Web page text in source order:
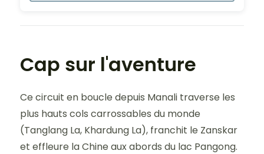
Cap sur l'aventure
Ce circuit en boucle depuis Manali traverse les
plus hauts cols carrossables du monde
(Tanglang La, Khardung La), franchit le Zanskar
et effleure la Chine aux abords du lac Pangong.